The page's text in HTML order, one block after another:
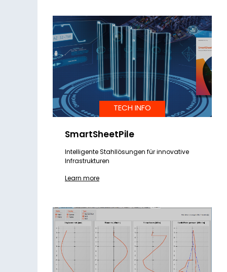
TECH INFO
SmartSheetPile
Intelligente Stahllösungen für innovative
Infrastrukturen
Learn more